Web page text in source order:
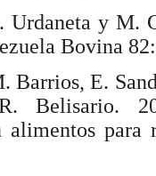
Urdaneta y M.
Barrios, E.
Belisario.
alimentos para